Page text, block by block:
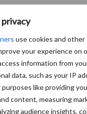
use cookies and
your experience on
information from
data, such as your IP
like providing
content, measuring
audience insights,
Organisatie
46